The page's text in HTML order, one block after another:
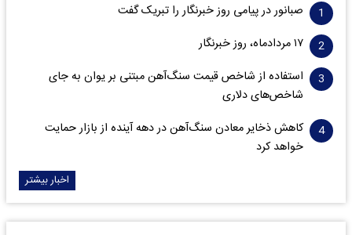
صبانور در پیامی روز خبرنگار را تبریک گفت
۱۷ مردادماه، روز خبرنگار
استفاده از شاخص قیمت سنگ‌آهن مبتنی بر یوان به جای
شاخص‌های دلاری
کاهش ذخایر معادن سنگ‌آهن در دهه آینده از بازار حمایت
خواهد کرد
اخبار بیشتر